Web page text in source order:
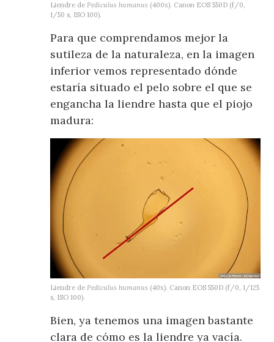
Liendre dePediculus humanus (400x). Canon EOS 550D (f/0,
1/50 s, ISO 100).
Para que comprendamos mejor la
sutileza de la naturaleza, en la imagen
inferior vemos representado dónde
estaría situado el pelo sobre el que se
engancha la liendre hasta que el piojo
madura:
Liendre dePediculus humanus (40x). Canon EOS 550D (f/0, 1/125
s, ISO 100).
Bien, ya tenemos una imagen bastante
clara de cómo es la liendre ya vacía.